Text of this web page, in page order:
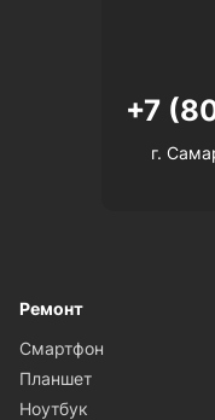
+7
г.
Ремонт
Смартфон
Планшет
Ноутбук